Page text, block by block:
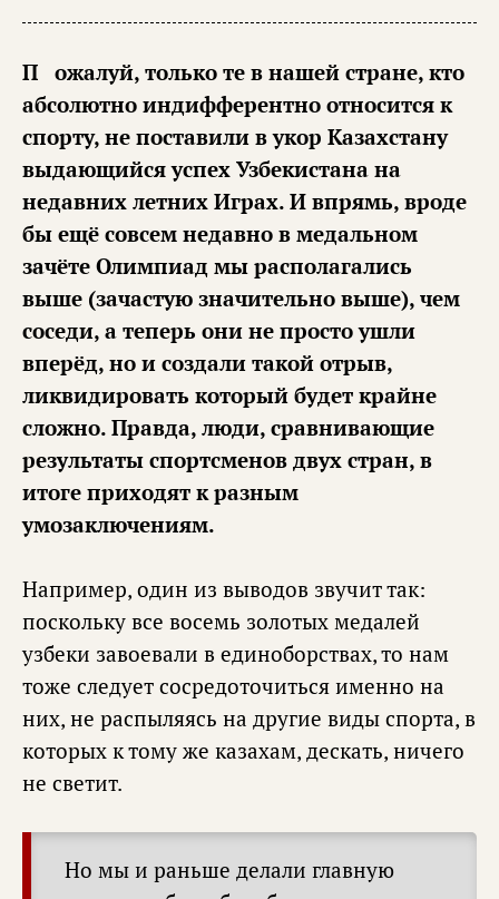
Пожалуй, только те в нашей стране, кто
абсолютно индифферентно относится к
спорту, не поставили в укор Казахстану
выдающийся успех Узбекистана на
недавних летних Играх. И впрямь, вроде
бы ещё совсем недавно в медальном
зачёте Олимпиад мы располагались
выше (зачастую значительно выше), чем
соседи, а теперь они не просто ушли
вперёд, но и создали такой отрыв,
ликвидировать который будет крайне
сложно. Правда, люди, сравнивающие
результаты спортсменов двух стран, в
итоге приходят к разным
умозаключениям.
Например, один из выводов звучит так:
поскольку все восемь золотых медалей
узбеки завоевали в единоборствах, то нам
тоже следует сосредоточиться именно на
них, не распыляясь на другие виды спорта, в
которых к тому же казахам, дескать, ничего
не светит.
Но мы и раньше делали главную